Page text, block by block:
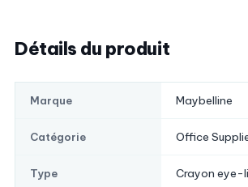
Détails du produit
Marque Maybelline
Catégorie Office
Type Crayon eye-